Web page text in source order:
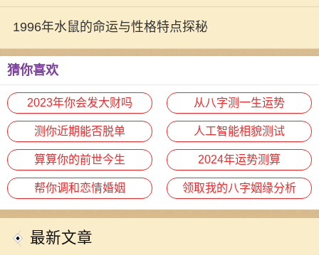
1996年水鼠的命运与性格特点探秘
猜你喜欢
2023年你会发大财吗 从八字测一生运势
测你近期能否脱单 人工智能相貌测试
算算你的前世今生 2024年运势测算
帮你调和恋情婚姻 领取我的八字姻缘分析
最新文章